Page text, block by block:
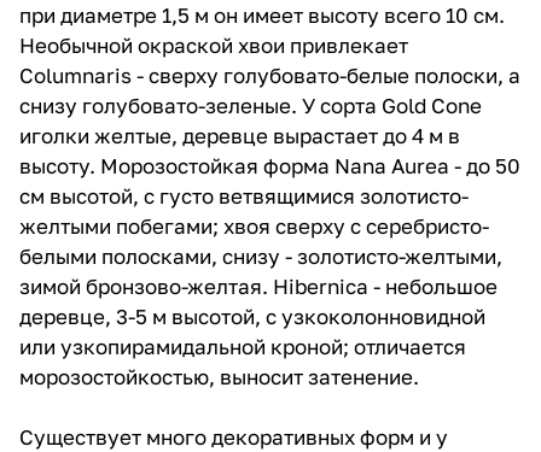
при диаметре 1,5 м он имеет высоту всего 10 см.
Необычной окраской хвои привлекает
Columnaris - сверху голубовато-белые полоски, а
снизу голубовато-зеленые. У сорта Gold Cone
иголки желтые, деревце вырастает до 4 м в
высоту. Морозостойкая форма Nana Aurea - до 50
см высотой, с густо ветвящимися золотисто-
желтыми побегами; хвоя сверху с серебристо-
белыми полосками, снизу - золотисто-желтыми,
зимой бронзово-желтая. Hibernica - небольшое
деревце, 3-5 м высотой, с узкоколонновидной
или узкопирамидальной кроной; отличается
морозостойкостью, выносит затенение.
Существует много декоративных форм и у